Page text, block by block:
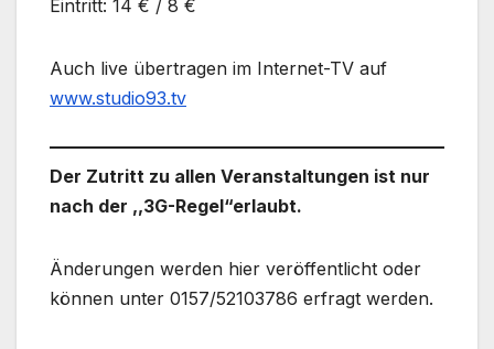
Eintritt: 14 € / 8 €
Auch live übertragen im Internet-TV auf
www.studio93.tv
Der Zutritt zu allen Veranstaltungen ist nur
nach der ,,3G-Regel“erlaubt.
Änderungen werden hier veröffentlicht oder
können unter 0157/52103786 erfragt werden.